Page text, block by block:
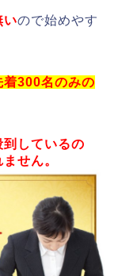
いので始めやす
着300名のみの
しているの
せん。